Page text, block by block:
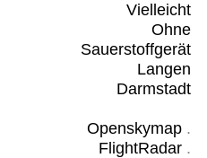
Vielleicht
Ohne
Sauerstoffgerät
Langen
Darmstadt
Openskymap.
FlightRadar.